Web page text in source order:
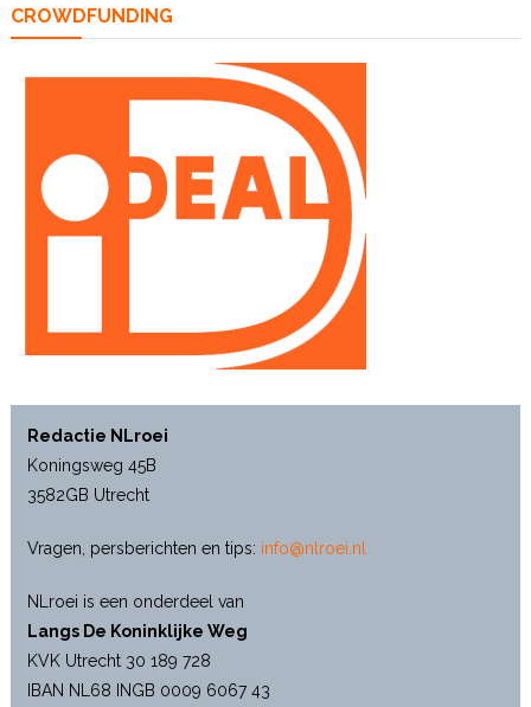
CROWDFUNDING
Redactie NLroei
Koningsweg 45B
3582GB Utrecht
Vragen, persberichten en tips: info@nlroei.nl
NLroei is een onderdeel van
Langs De Koninklijke Weg
KVK Utrecht 30 189 728
IBAN NL68 INGB 0009 6067 43